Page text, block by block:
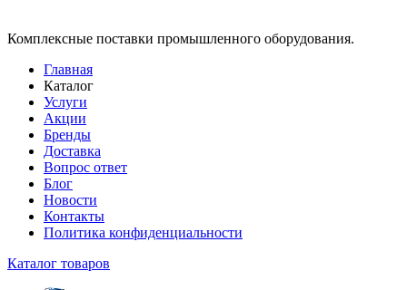
Комплексные поставки промышленного оборудования.
Главная
Каталог
Услуги
Акции
Бренды
Доставка
Вопрос ответ
Блог
Новости
Контакты
Политика конфиденциальности
Каталог товаров